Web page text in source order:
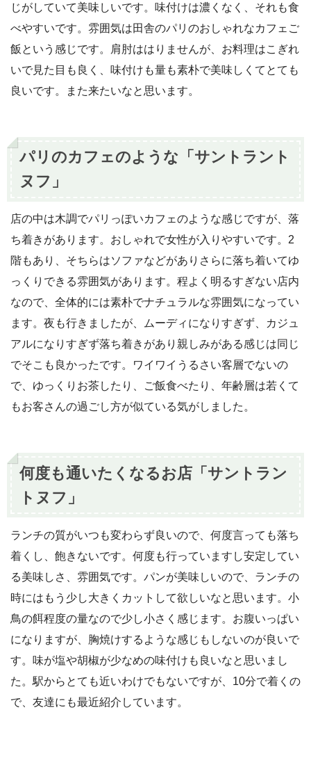
じがしていて美味しいです。味付けは濃くなく、それも食
べやすいです。雰囲気は田舎のパリのおしゃれなカフェご
飯という感じです。肩肘ははりませんが、お料理はこぎれ
いで見た目も良く、味付けも量も素朴で美味しくてとても
良いです。また来たいなと思います。
パリのカフェのような「サントラント
ヌフ」
店の中は木調でパリっぽいカフェのような感じですが、落
ち着きがあります。おしゃれで女性が入りやすいです。2
階もあり、そちらはソファなどがありさらに落ち着いてゆ
っくりできる雰囲気があります。程よく明るすぎない店内
なので、全体的には素朴でナチュラルな雰囲気になってい
ます。夜も行きましたが、ムーディになりすぎず、カジュ
アルになりすぎず落ち着きがあり親しみがある感じは同じ
でそこも良かったです。ワイワイうるさい客層でないの
で、ゆっくりお茶したり、ご飯食べたり、年齢層は若くて
もお客さんの過ごし方が似ている気がしました。
何度も通いたくなるお店「サントラン
トヌフ」
ランチの質がいつも変わらず良いので、何度言っても落ち
着くし、飽きないです。何度も行っていますし安定してい
る美味しさ、雰囲気です。パンが美味しいので、ランチの
時にはもう少し大きくカットして欲しいなと思います。小
鳥の餌程度の量なので少し小さく感じます。お腹いっぱい
になりますが、胸焼けするような感じもしないのが良いで
す。味が塩や胡椒が少なめの味付けも良いなと思いまし
た。駅からとても近いわけでもないですが、10分で着くの
で、友達にも最近紹介しています。